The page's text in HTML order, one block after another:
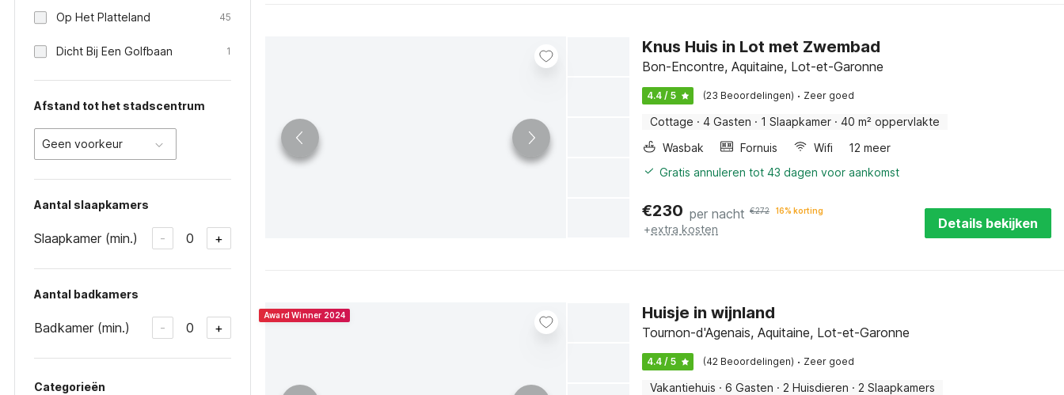
Op Het Platteland 45
Dicht Bij Een Golfbaan 1
Afstand tot het stadscentrum
Geen voorkeur
Aantal slaapkamers
Slaapkamer (min.) - 0 +
Aantal badkamers
Badkamer (min.) - 0 +
Categorieën
Knus Huis in Lot met Zwembad
Bon-Encontre, Aquitaine, Lot-et-Garonne
4.4 / 5 (23 Beoordelingen) · Zeer goed
Cottage · 4 Gasten · 1 Slaapkamer · 40 m² oppervlakte
Wasbak
Fornuis Wifi
12 meer
Gratis annuleren tot 43 dagen voor aankomst
€230 per nacht €272 16% korting
+extra kosten Details bekijken
Award Winner 2024 Huisje in wijnland
Tournon-d'Agenais, Aquitaine, Lot-et-Garonne
4.4 / 5 (42 Beoordelingen) · Zeer goed
Vakantiehuis · 6 Gasten · 2 Huisdieren · 2 Slaapkamers